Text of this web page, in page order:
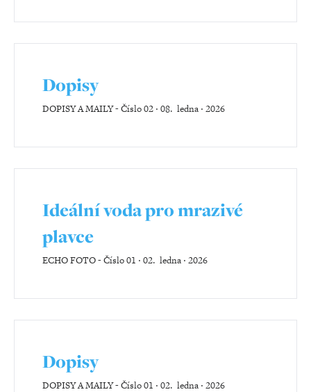
Dopisy
DOPISY A MAILY-Číslo 02 ‧ 08. ledna ‧ 2026
Ideální voda pro mrazivé
plavce
ECHO FOTO-Číslo 01 ‧ 02. ledna ‧ 2026
Dopisy
DOPISY A MAILY-Číslo 01 ‧ 02. ledna ‧ 2026